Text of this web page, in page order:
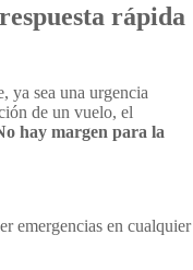
rápida
ya sea una urgencia
de un vuelo, el
hay margen para la
emergencias en cualquier